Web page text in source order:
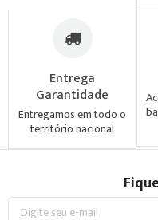
Entrega
Garantidade
Entregamos em todo o
território nacional
Inscreva-